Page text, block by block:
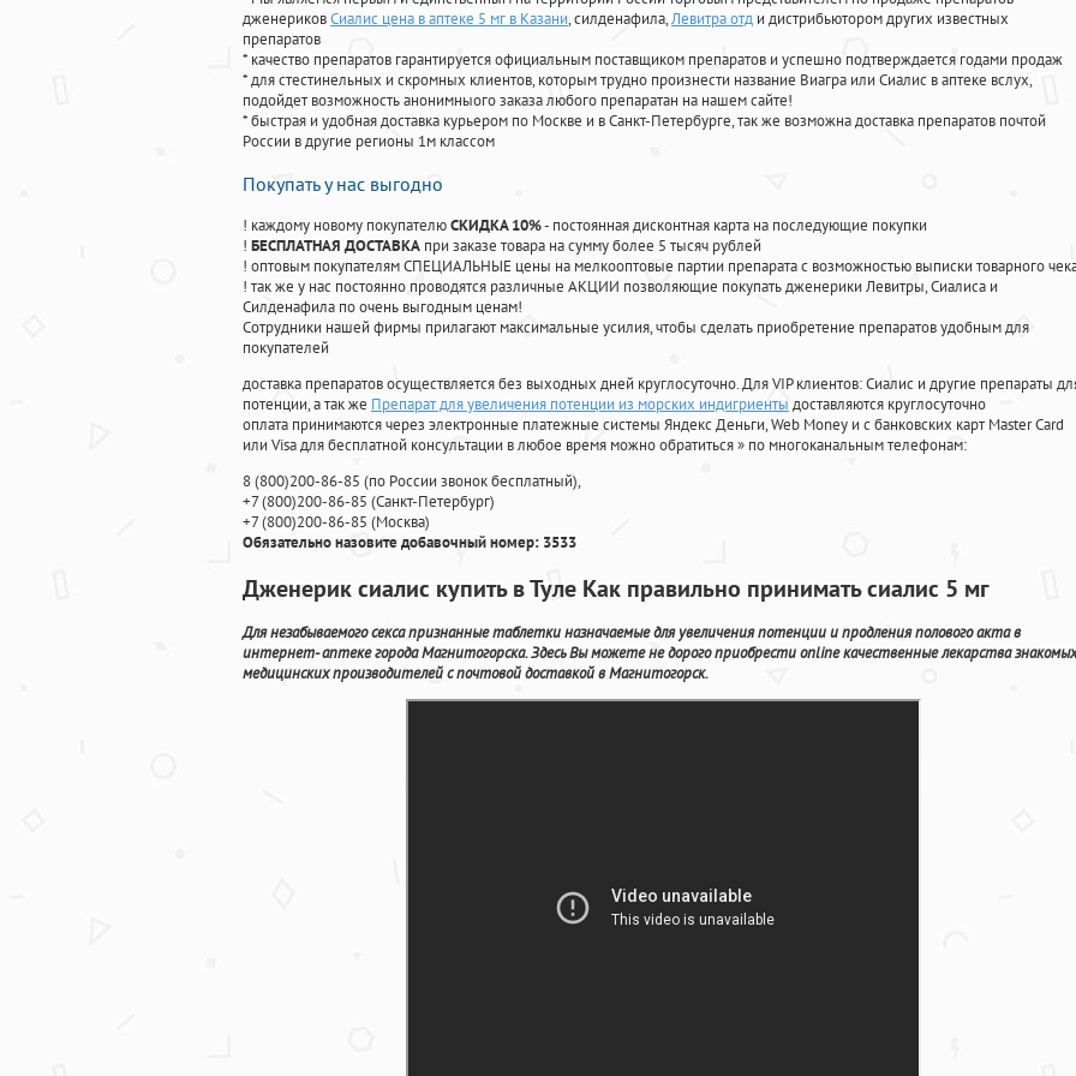
дженериковСиалис цена в аптеке 5 мг в Казани, силденафила,Левитра отд и дистрибьютором других известных
препаратов
* качество препаратов гарантируется официальным поставщиком препаратов и успешно подтверждается годами продаж
* для стестинельных и скромных клиентов, которым трудно произнести название Виагра или Сиалис в аптеке вслух,
подойдет возможность анонимныого заказа любого препаратан на нашем сайте!
* быстрая и удобная доставка курьером по Москве и в Санкт-Петербурге, так же возможна доставка препаратов почтой
России в другие регионы 1м классом
Покупать у нас выгодно
! каждому новому покупателюСКИДКА 10%- постоянная дисконтная карта на последующие покупки
! БЕСПЛАТНАЯ ДОСТАВКА при заказе товара на сумму более 5 тысяч рублей
! оптовым покупателям СПЕЦИАЛЬНЫЕ цены на мелкооптовые партии препарата с возможностью выписки товарного
! так же у нас постоянно проводятся различные АКЦИИ позволяющие покупать дженерики Левитры, Сиалиса и
Силденафила по очень выгодным ценам!
Cотрудники нашей фирмы прилагают максимальные усилия, чтобы сделать приобретение препаратов удобным для
покупателей
доставка препаратов осуществляется без выходных дней круглосуточно. Для VIP клиентов: Сиалис и другие препараты
потенции, а так же Препарат для увеличения потенции из морских индигриенты доставляются круглосуточно
оплата принимаются через электронные платежные системы Яндекс Деньги, Web Money и с банковских карт Master Card
или Visa для бесплатной консультации в любое время можно обратиться» по многоканальным телефонам:
8(800)200-86-85 (по России звонок бесплатный),
+7(800)200-86-85 (Санкт-Петербург)
+7(800)200-86-85 (Москва)
Обязательно назовите добавочный номер: 3533
Дженерик сиалис купить в Туле Как правильно принимать сиалис 5 мг
Для незабываемого секса признанные таблетки назначаемые для увеличения потенции и продления полового акта в
интернет- аптеке города Магнитогорска. Здесь Вы можете не дорого приобрести online качественные лекарства знакомых
медицинских производителей с почтовой доставкой в Магнитогорск.